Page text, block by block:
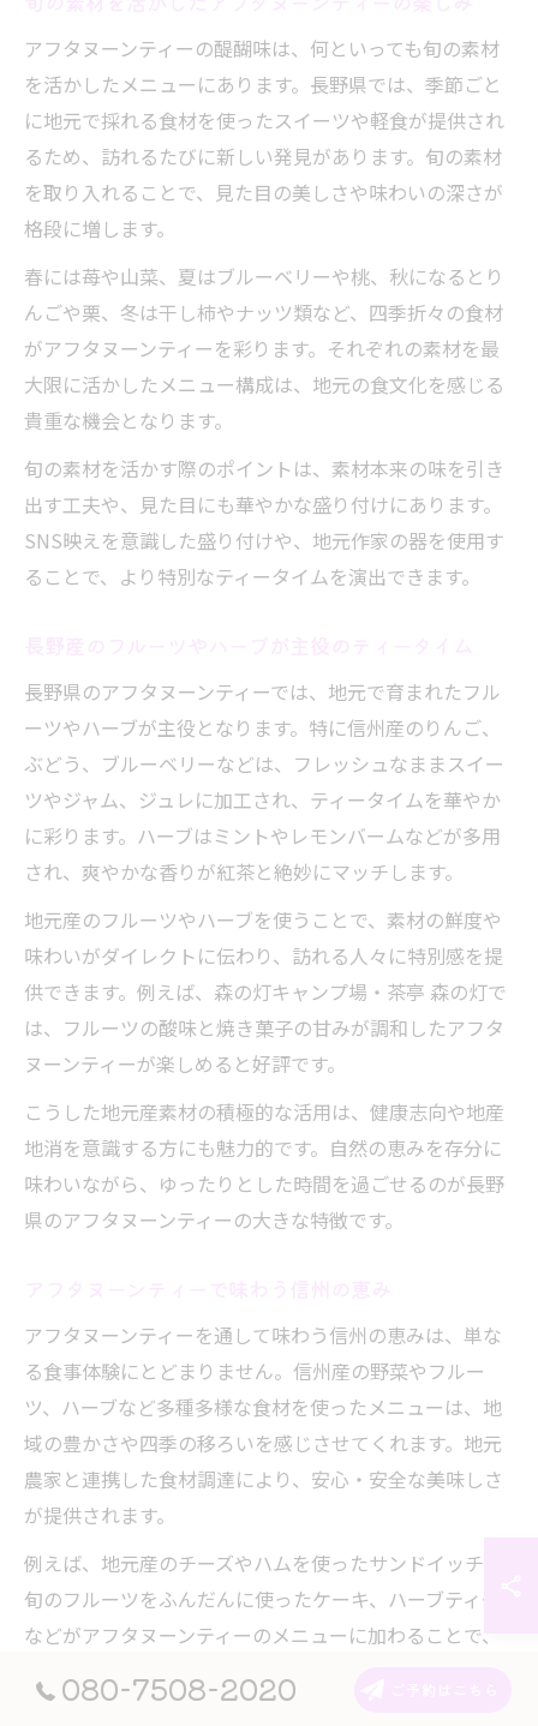
アフタヌーンティーの醍醐味は、何といっても旬の素材
を活かしたメニューにあります。長野県では、季節ごと
に地元で採れる食材を使ったスイーツや軽食が提供され
るため、訪れるたびに新しい発見があります。旬の素材
を取り入れることで、見た目の美しさや味わいの深さが
格段に増します。
春には苺や山菜、夏はブルーベリーや桃、秋になるとり
んごや栗、冬は干し柿やナッツ類など、四季折々の食材
がアフタヌーンティーを彩ります。それぞれの素材を最
大限に活かしたメニュー構成は、地元の食文化を感じる
貴重な機会となります。
旬の素材を活かす際のポイントは、素材本来の味を引き
出す工夫や、見た目にも華やかな盛り付けにあります。
SNS映えを意識した盛り付けや、地元作家の器を使用す
ることで、より特別なティータイムを演出できます。
長野県のアフタヌーンティーでは、地元で育まれたフル
ーツやハーブが主役となります。特に信州産のりんご、
ぶどう、ブルーベリーなどは、フレッシュなままスイー
ツやジャム、ジュレに加工され、ティータイムを華やか
に彩ります。ハーブはミントやレモンバームなどが多用
され、爽やかな香りが紅茶と絶妙にマッチします。
地元産のフルーツやハーブを使うことで、素材の鮮度や
味わいがダイレクトに伝わり、訪れる人々に特別感を提
供できます。例えば、森の灯キャンプ場・茶亭 森の灯で
は、フルーツの酸味と焼き菓子の甘みが調和したアフタ
ヌーンティーが楽しめると好評です。
こうした地元産素材の積極的な活用は、健康志向や地産
地消を意識する方にも魅力的です。自然の恵みを存分に
味わいながら、ゆったりとした時間を過ごせるのが長野
県のアフタヌーンティーの大きな特徴です。
アフタヌーンティーを通して味わう信州の恵みは、単な
る食事体験にとどまりません。信州産の野菜やフルー
ツ、ハーブなど多種多様な食材を使ったメニューは、地
域の豊かさや四季の移ろいを感じさせてくれます。地元
農家と連携した食材調達により、安心・安全な美味しさ
が提供されます。
例えば、地元産のチーズやハムを使ったサンドイッチ、
旬のフルーツをふんだんに使ったケーキ、ハーブティー
などがアフタヌーンティーのメニューに加わることで、
配慮されており、健康志向の方にもおすすめです。
080-7508-2020